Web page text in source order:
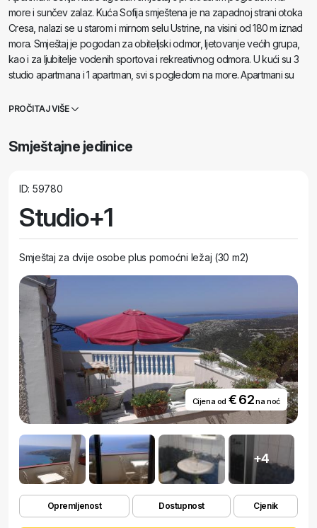
more i sunčev zalaz. Kuća Sofija smještena je na zapadnoj strani otoka
Cresa, nalazi se u starom i mirnom selu Ustrine, na visini od 180 m iznad
mora. Smještaj je pogodan za obiteljski odmor, ljetovanje većih grupa,
kao i za ljubitelje vodenih sportova i rekreativnog odmora. U kući su 3
studio apartmana i 1 apartman, svi s pogledom na more. Apartmani su
zbog nadmorske visine i položaja rijetko vruće. Za takav slučaj
opremljene svim posuđem i hladnjakom s ledenicom. Posteljina i ručnici
stolom za objed (uz pogled na more), te sušilima za rublje.
PROČITAJ VIŠE
Smještajne jedinice
ID: 59780
Studio+1
Smještaj za dvije osobe plus pomoćni ležaj (30 m2)
Cijena od € 62na noć
+4
Opremljenost Dostupnost Cjenik